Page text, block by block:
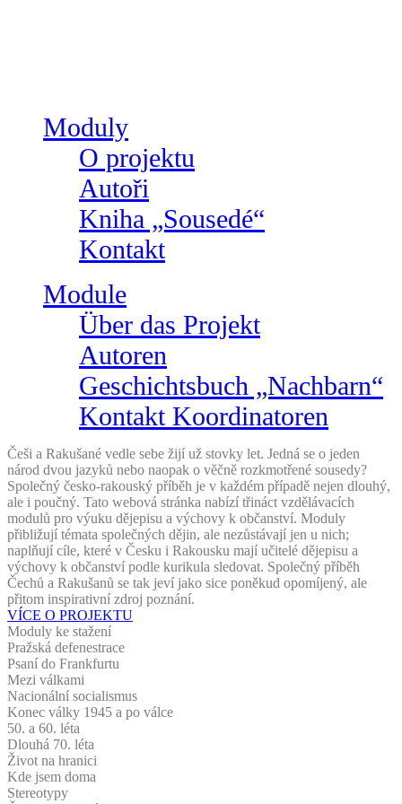
Moduly
O projektu
Autoři
Kniha „Sousedé“
Kontakt
Module
Über das Projekt
Autoren
Geschichtsbuch „Nachbarn“
Kontakt Koordinatoren
Češi a Rakušané vedle sebe žijí už stovky let. Jedná se o jeden
národ dvou jazyků nebo naopak o věčně rozkmotřené sousedy?
Společný česko-rakouský příběh je v každém případě nejen dlouhý,
ale i poučný. Tato webová stránka nabízí třináct vzdělávacích
modulů pro výuku dějepisu a výchovy k občanství. Moduly
přibližují témata společných dějin, ale nezůstávají jen u nich;
naplňují cíle, které v Česku i Rakousku mají učitelé dějepisu a
výchovy k občanství podle kurikula sledovat. Společný příběh
Čechů a Rakušanů se tak jeví jako sice poněkud opomíjený, ale
přitom inspirativní zdroj poznání.
VÍCE O PROJEKTU
Moduly ke stažení
Pražská defenestrace
Psaní do Frankfurtu
Mezi válkami
Nacionální socialismus
Konec války 1945 a po válce
50. a 60. léta
Dlouhá 70. léta
Život na hranici
Kde jsem doma
Stereotypy